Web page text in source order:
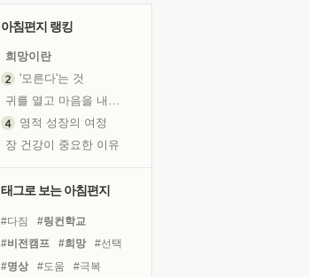
아침편지 랭킹
희망이란
'모른다'는 것
귀를 열고 마음을 내어주고
영적 성장의 여정
장 건강이 중요한 이유
태그로 보는 아침편지
#다짐
#링컨학교
#비전캠프
#희망
#선택
#명상
#도움
#극복